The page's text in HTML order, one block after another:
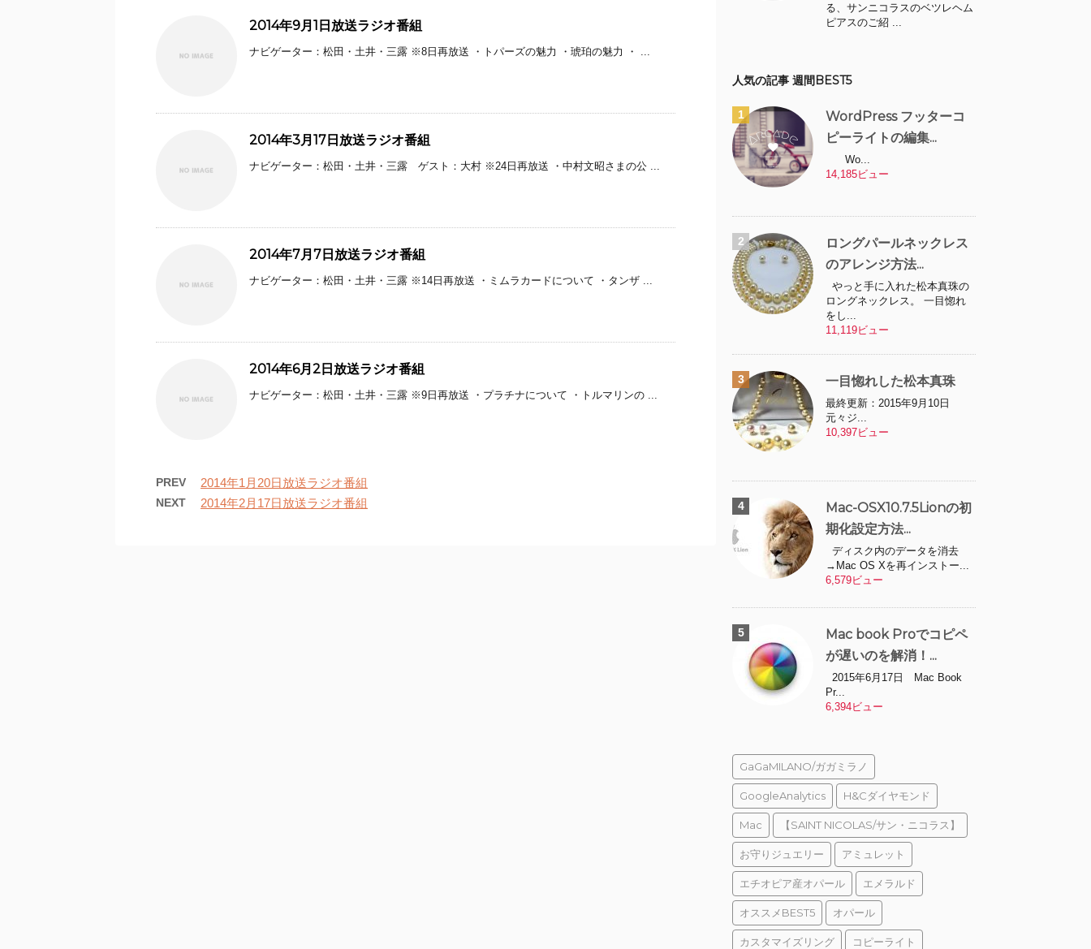
2014年9月1日放送ラジオ番組
ナビゲーター：松田・土井・三露 ※8日再放送 ・トパーズの魅力 ・琥珀の魅力 ・ ...
2014年3月17日放送ラジオ番組
ナビゲーター：松田・土井・三露 ゲスト：大村 ※24日再放送 ・中村文昭さまの公 ...
2014年7月7日放送ラジオ番組
ナビゲーター：松田・土井・三露 ※14日再放送 ・ミムラカードについて ・タンザ ...
2014年6月2日放送ラジオ番組
ナビゲーター：松田・土井・三露 ※9日再放送 ・プラチナについて ・トルマリンの ...
PREV 2014年1月20日放送ラジオ番組
NEXT 2014年2月17日放送ラジオ番組
る、サンニコラスのベツレヘム
ピアスのご紹 ...
人気の記事 週間BEST5
WordPress フッターコ
ピーライトの編集...
Wo...
14,185ビュー
ロングパールネックレス
のアレンジ方法...
やっと手に入れた松本真珠の
ロングネックレス。 一目惚れ
をし...
11,119ビュー
一目惚れした松本真珠
最終更新：2015年9月10日
元々ジ...
10,397ビュー
Mac-OSX10.7.5Lionの初
期化設定方法...
ディスク内のデータを消去
→Mac OS Xを再インストー...
6,579ビュー
Mac book Proでコピペ
が遅いのを解消！...
2015年6月17日 Mac Book
Pr...
6,394ビュー
GaGaMILANO/ガガミラノ
GoogleAnalytics H&Cダイヤモンド
Mac 【SAINT NICOLAS/サン・ニコラス】
お守りジュエリー アミュレット
エチオピア産オパール エメラルド
オススメBEST5 オパール
カスタマイズリング コピーライト